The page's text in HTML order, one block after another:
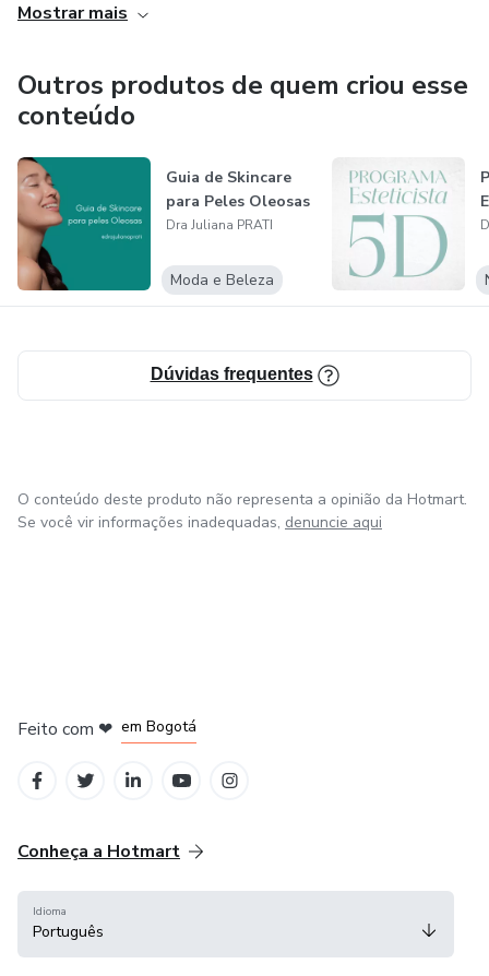
Mostrar mais
Outros produtos de quem criou esse
conteúdo
Guia de Skincare
para Peles Oleosas
Dra Juliana PRATI
Moda e Beleza
Dúvidas frequentes
O conteúdo deste produto não representa a opinião da Hotmart.
Se você vir informações inadequadas, denuncie aqui
Feito com ❤ em Bogotá
Conheça a Hotmart
Idioma
Português